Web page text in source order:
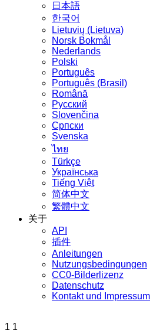
日本語
한국어
Lietuvių (Lietuva)
‪Norsk Bokmål‬
Nederlands
Polski
Português
Português (Brasil)
Română
Русский
Slovenčina
Српски
Svenska
ไทย
Türkçe
Українська
Tiếng Việt
简体中文
繁體中文
关于
API
插件
Anleitungen
Nutzungsbedingungen
CC0-Bilderlizenz
Datenschutz
Kontakt und Impressum
1 1